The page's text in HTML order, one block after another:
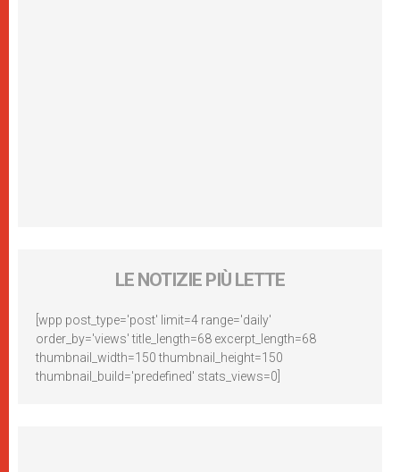
LE NOTIZIE PIÙ LETTE
[wpp post_type='post' limit=4 range='daily'
order_by='views' title_length=68 excerpt_length=68
thumbnail_width=150 thumbnail_height=150
thumbnail_build='predefined' stats_views=0]